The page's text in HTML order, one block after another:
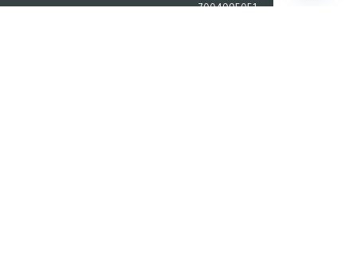
رقم السجل التجاري : 7004995051